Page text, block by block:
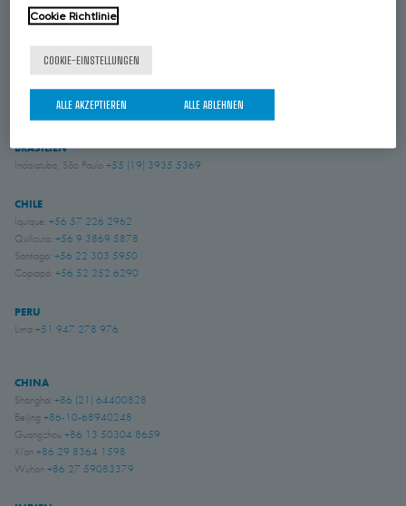
KANADA
USA
Amory, Mississippi+1 662 256 2227
BRASILIEN
Indaiatuba, São Paulo +55 (19) 3935 5369
CHILE
Iquique: +56 57 226 2962
Quilicura: +56 9 3869 5878
Santiago: +56 22 303 5950
Copiapó: +56 52 252 6290
PERU
Lima +51 947 278 976
CHINA
Shanghai +86 (21) 64400828
Beijing +86-10-68940248
Guangzhou +86 13 50304 8659
Xi'an +86 29 8364 1598
Wuhan +86 27 59083379
Cookie Richtlinie
COOKIE-EINSTELLUNGEN
ALLE ABLEHNEN
ALLE AKZEPTIEREN